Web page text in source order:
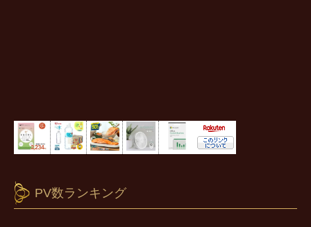
PV数ランキング